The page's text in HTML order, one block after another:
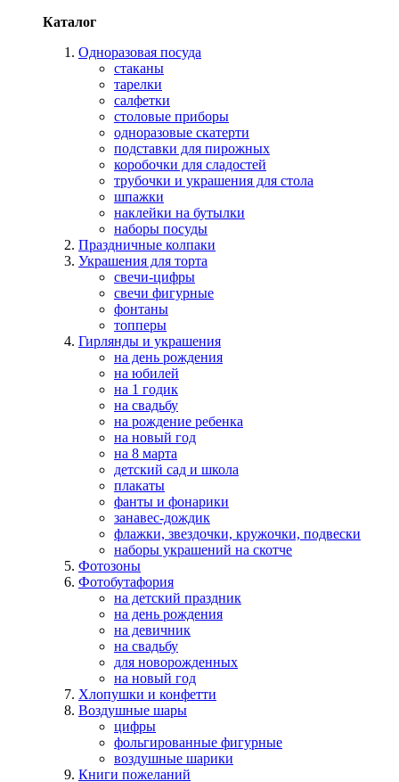
Каталог
Одноразовая посуда
стаканы
тарелки
салфетки
столовые приборы
одноразовые скатерти
подставки для пирожных
коробочки для сладостей
трубочки и украшения для стола
шпажки
наклейки на бутылки
наборы посуды
Праздничные колпаки
Украшения для торта
свечи-цифры
свечи фигурные
фонтаны
топперы
Гирлянды и украшения
на день рождения
на юбилей
на 1 годик
на свадьбу
на рождение ребенка
на новый год
на 8 марта
детский сад и школа
плакаты
фанты и фонарики
занавес-дождик
флажки, звездочки, кружочки, подвески
наборы украшений на скотче
Фотозоны
Фотобутафория
на детский праздник
на день рождения
на девичник
на свадьбу
для новорожденных
на новый год
Хлопушки и конфетти
Воздушные шары
цифры
фольгированные фигурные
воздушные шарики
Книги пожеланий